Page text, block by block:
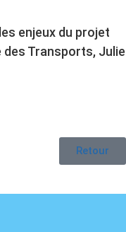
enjeux du projet
Transports, Julie
Retour